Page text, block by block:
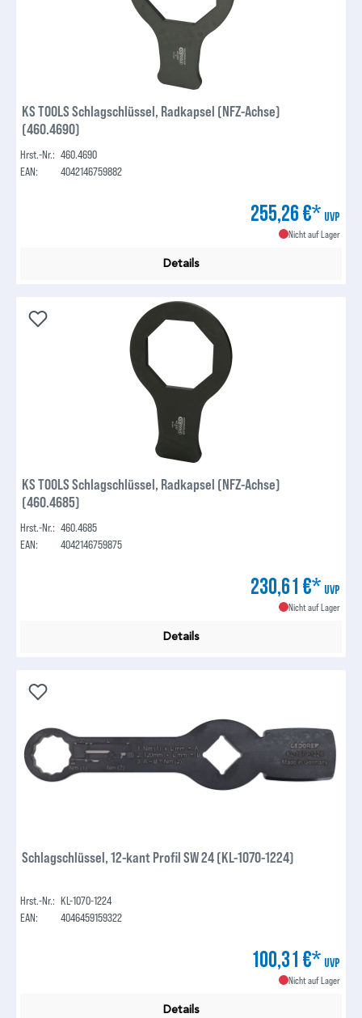
KS TOOLS Schlagschlüssel, Radkapsel (NFZ-Achse)
(460.4690)
Hrst.-Nr.: 460.4690
EAN:
4042146759882
255,26 €* UVP
Nicht auf Lager
Details
KS TOOLS Schlagschlüssel, Radkapsel (NFZ-Achse)
(460.4685)
Hrst.-Nr.: 460.4685
EAN:
4042146759875
230,61 €* UVP
Nicht auf Lager
Details
Schlagschlüssel, 12-kant Profil SW 24 (KL-1070-1224)
Hrst.-Nr.: KL-1070-1224
EAN:
4046459159322
100,31 €* UVP
Nicht auf Lager
Details